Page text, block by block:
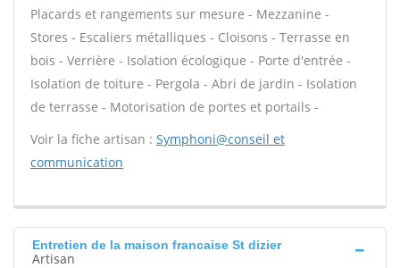
Placards et rangements sur mesure - Mezzanine -
Stores - Escaliers métalliques - Cloisons - Terrasse en
bois - Verrière - Isolation écologique - Porte d'entrée -
Isolation de toiture - Pergola - Abri de jardin - Isolation
de terrasse - Motorisation de portes et portails -
Voir la fiche artisan : Symphoni@conseil et
communication
Entretien de la maison francaise St dizier
Artisan